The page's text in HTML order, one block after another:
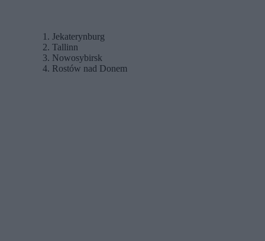
Jekaterynburg
Tallinn
Nowosybirsk
Rostów nad Donem